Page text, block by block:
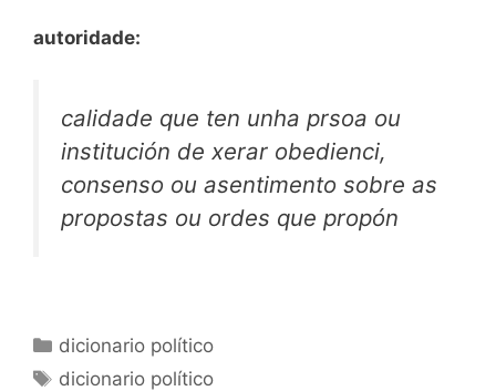
autoridade:
calidade que ten unha prsoa ou
institución de xerar obedienci,
consenso ou asentimento sobre as
propostas ou ordes que propón
Categorías
dicionario político
Etiquetas
dicionario político